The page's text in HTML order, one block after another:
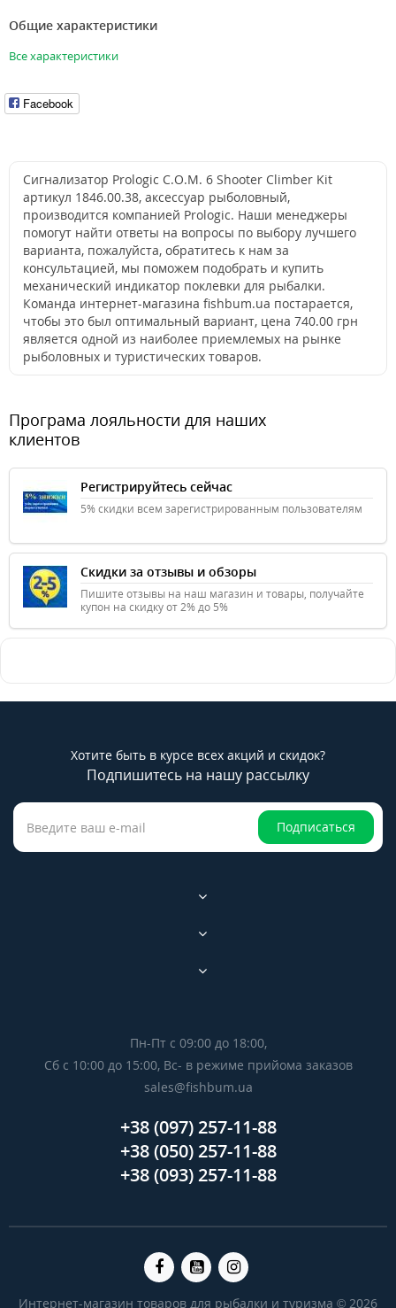
Общие характеристики
Все характеристики
Facebook
Сигнализатор Prologic C.O.M. 6 Shooter Climber Kit
артикул 1846.00.38, аксессуар рыболовный,
производится компанией Prologic. Наши менеджеры
помогут найти ответы на вопросы по выбору лучшего
варианта, пожалуйста, обратитесь к нам за
консультацией, мы поможем подобрать и купить
механический индикатор поклевки для рыбалки.
Команда интернет-магазина fishbum.ua постарается,
чтобы это был оптимальный вариант, цена 740.00 грн
является одной из наиболее приемлемых на рынке
рыболовных и туристических товаров.
Програма лояльности для наших
клиентов
Регистрируйтесь сейчас
5% скидки всем зарегистрированным пользователям
Скидки за отзывы и обзоры
Пишите отзывы на наш магазин и товары, получайте
купон на скидку от 2% до 5%
Хотите быть в курсе всех акций и скидок?
Подпишитесь на нашу рассылку
Подписаться
Пн-Пт с 09:00 до 18:00,
Сб с 10:00 до 15:00, Вс- в режиме прийома заказов
sales@fishbum.ua
+38 (097) 257-11-88
+38 (050) 257-11-88
+38 (093) 257-11-88
Интернет-магазин товаров для рыбалки и туризма © 2026